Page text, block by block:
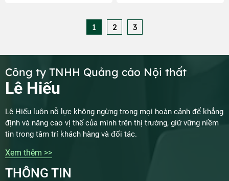
1 2 3
Công ty TNHH Quảng cáo Nội thất
Lê Hiếu
Lê Hiếu luôn nỗ lực không ngừng trong mọi hoàn cảnh để khẳng
định và nâng cao vị thế của mình trên thị trường, giữ vững niềm
tin trong tâm trí khách hàng và đối tác.
Xem thêm >>
THÔNG TIN